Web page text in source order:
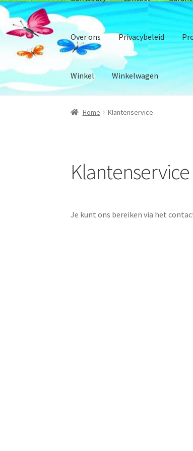
Over ons Privacybeleid
Winkel Winkelwagen
Verzend informatie en status
Home Klantenservice
Klantenservice
Je kunt ons bereiken via het